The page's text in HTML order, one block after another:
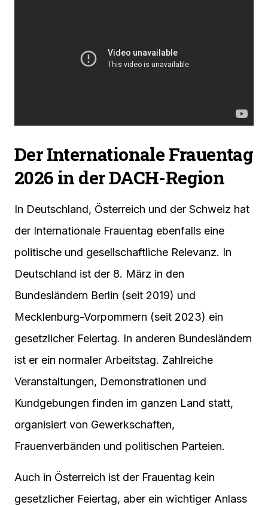
Der Internationale Frauentag
2026 in der DACH-Region
In Deutschland, Österreich und der Schweiz hat
der Internationale Frauentag ebenfalls eine
politische und gesellschaftliche Relevanz. In
Deutschland ist der 8. März in den
Bundesländern Berlin (seit 2019) und
Mecklenburg-Vorpommern (seit 2023) ein
gesetzlicher Feiertag. In anderen Bundesländern
ist er ein normaler Arbeitstag. Zahlreiche
Veranstaltungen, Demonstrationen und
Kundgebungen finden im ganzen Land statt,
organisiert von Gewerkschaften,
Frauenverbänden und politischen Parteien.
Auch in Österreich ist der Frauentag kein
gesetzlicher Feiertag, aber ein wichtiger Anlass